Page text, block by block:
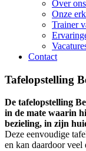
Over ons
Onze
Trainer
Contact
Tafelopstelling
De tafelopstelling
in de mate waarin
bezieling, in zijn
Deze eenvoudige
en kan daardoor veel